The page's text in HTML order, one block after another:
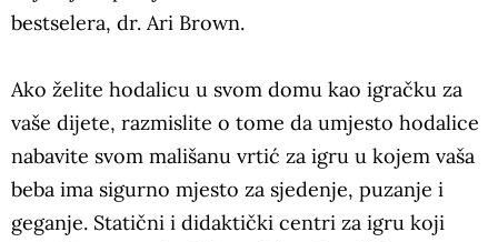
bestselera, dr. Ari Brown.
Ako želite hodalicu u svom domu kao igračku za
vaše dijete, razmislite o tome da umjesto hodalice
nabavite svom mališanu vrtić za igru u kojem vaša
beba ima sigurno mjesto za sjedenje, puzanje i
geganje. Statični i didaktički centri za igru koji